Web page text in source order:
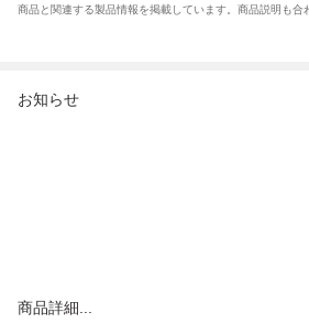
商品と関連する製品情報を掲載しています。商品説明も合
お知らせ
商品詳細...